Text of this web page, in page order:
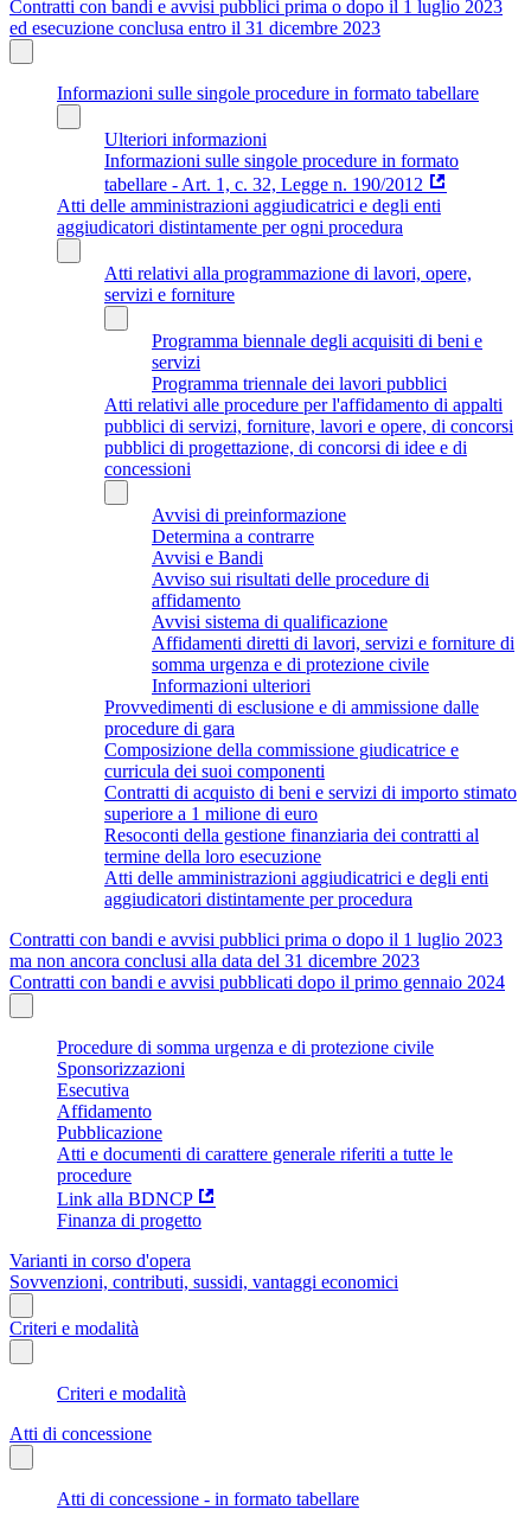
Contratti con bandi e avvisi pubblici prima o dopo il 1 luglio 2023
ed esecuzione conclusa entro il 31 dicembre 2023
Informazioni sulle singole procedure in formato tabellare
Ulteriori informazioni
Informazioni sulle singole procedure in formato
tabellare - Art. 1, c. 32, Legge n. 190/2012
Atti delle amministrazioni aggiudicatrici e degli enti
aggiudicatori distintamente per ogni procedura
Atti relativi alla programmazione di lavori, opere,
servizi e forniture
Programma biennale degli acquisiti di beni e
servizi
Programma triennale dei lavori pubblici
Atti relativi alle procedure per l'affidamento di appalti
pubblici di servizi, forniture, lavori e opere, di concorsi
pubblici di progettazione, di concorsi di idee e di
concessioni
Avvisi di preinformazione
Determina a contrarre
Avvisi e Bandi
Avviso sui risultati delle procedure di
affidamento
Avvisi sistema di qualificazione
Affidamenti diretti di lavori, servizi e forniture di
somma urgenza e di protezione civile
Informazioni ulteriori
Provvedimenti di esclusione e di ammissione dalle
procedure di gara
Composizione della commissione giudicatrice e
curricula dei suoi componenti
Contratti di acquisto di beni e servizi di importo stimato
superiore a 1 milione di euro
Resoconti della gestione finanziaria dei contratti al
termine della loro esecuzione
Atti delle amministrazioni aggiudicatrici e degli enti
aggiudicatori distintamente per procedura
Contratti con bandi e avvisi pubblici prima o dopo il 1 luglio 2023
ma non ancora conclusi alla data del 31 dicembre 2023
Contratti con bandi e avvisi pubblicati dopo il primo gennaio 2024
Procedure di somma urgenza e di protezione civile
Sponsorizzazioni
Esecutiva
Affidamento
Pubblicazione
Atti e documenti di carattere generale riferiti a tutte le
procedure
Link alla BDNCP
Finanza di progetto
Varianti in corso d'opera
Sovvenzioni, contributi, sussidi, vantaggi economici
Criteri e modalità
Criteri e modalità
Atti di concessione
Atti di concessione - in formato tabellare